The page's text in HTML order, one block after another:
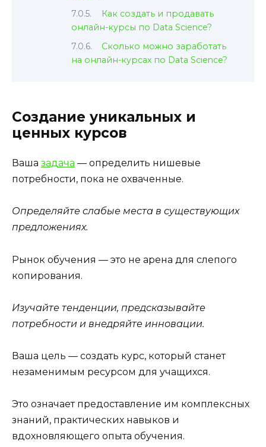
Как создать и продавать
онлайн-курсы по Data Science?
Сколько можно заработать
на онлайн-курсах по Data Science?
Создание уникальных и
ценных курсов
Ваша задача — определить нишевые
потребности, пока не охваченные.
Определяйте слабые места в существующих
предложениях.
Рынок обучения — это не арена для слепого
копирования.
Изучайте тенденции, предсказывайте
потребности и внедряйте инновации.
Ваша цель — создать курс, который станет
незаменимым ресурсом для учащихся.
Это означает предоставление им комплексных
знаний, практических навыков и
вдохновляющего опыта обучения.